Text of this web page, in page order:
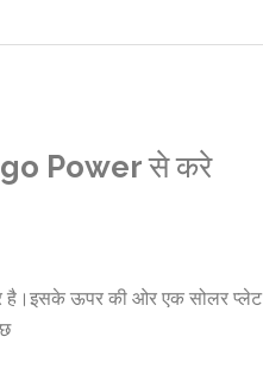
Power से करे
है।इसके ऊपर की ओर एक सोलर प्लेट